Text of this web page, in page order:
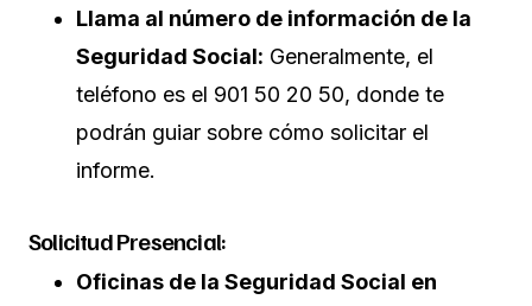
Llama al número de información de la
Seguridad Social: Generalmente, el
teléfono es el 901 50 20 50, donde te
podrán guiar sobre cómo solicitar el
informe.
Solicitud Presencial:
Oficinas de la Seguridad Social en